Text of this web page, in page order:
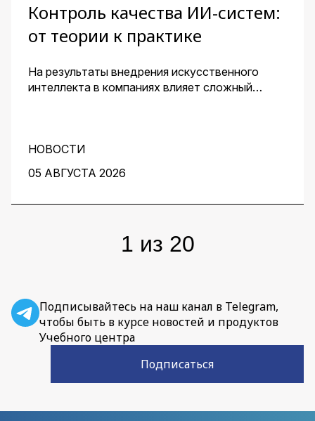
Контроль качества ИИ-систем:
от теории к практике
На результаты внедрения искусственного
интеллекта в компаниях влияет сложный
протяжении всей работы над проектом. О том,
директора центра перспективных разработок
НОВОСТИ
05 АВГУСТА 2026
1 из 20
Подписывайтесь на наш канал в Telegram,
чтобы быть в курсе новостей и продуктов
Учебного центра
Подписаться